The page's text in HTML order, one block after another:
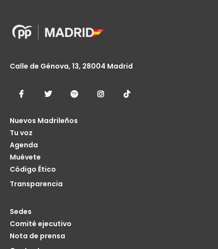
Calle de Génova, 13, 28004 Madrid
Nuevos Madrileños
Tu voz
Agenda
Muévete
Código Ético
Transparencia
Sedes
Comité ejecutivo
Nota de prensa